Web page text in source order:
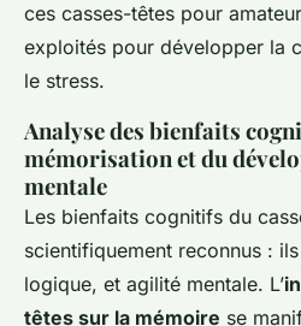
ces casses-têtes pour
exploités pour développer la
le stress.
Analyse des bienfaits
mémorisation et du
mentale
Les bienfaits cognitifs du
scientifiquement reconnus :
logique, et agilité mentale. L’
têtes sur la mémoire se